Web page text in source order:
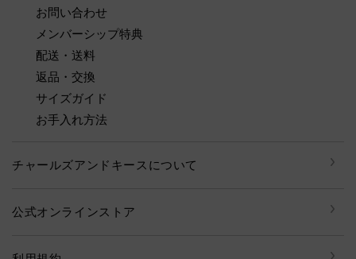
お問い合わせ
メンバーシップ特典
配送・送料
返品・交換
サイズガイド
お手入れ方法
チャールズアンドキースについて
公式オンラインストア